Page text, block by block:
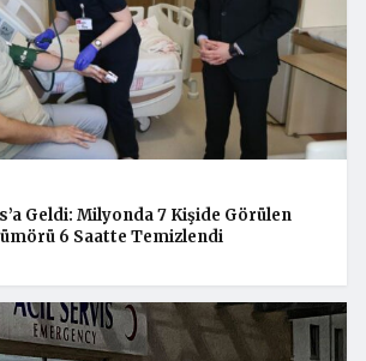
Geldi: Milyonda 7 Kişide Görülen
6 Saatte Temizlendi